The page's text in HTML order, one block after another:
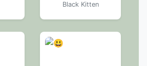
Black Kitten